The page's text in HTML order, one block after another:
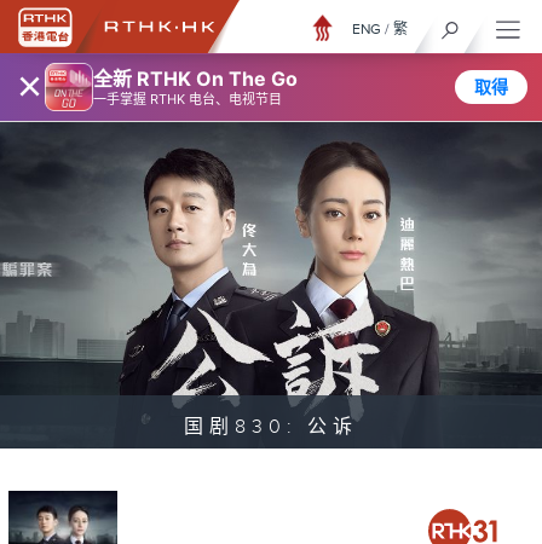
× 全新 RTHK On The Go
一手掌握 RTHK 电台、电视节目
取得
ENG / 繁
国剧830: 公诉